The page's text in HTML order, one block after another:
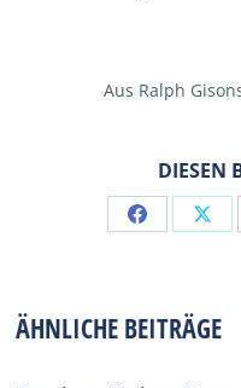
Aus Ralph
DIESEN
Share
ÄHNLICHE BEITRÄGE